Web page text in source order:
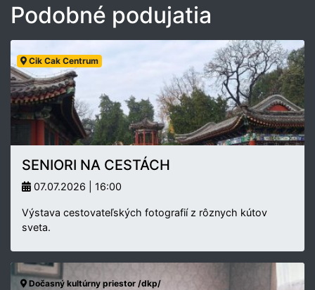
Podobné podujatia
Cik Cak Centrum
SENIORI NA CESTÁCH
07.07.2026 | 16:00
Výstava cestovateľských fotografií z rôznych kútov
sveta.
Dočasný kultúrny priestor /dkp/